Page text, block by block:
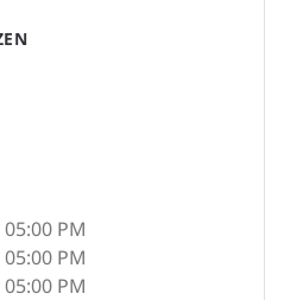
05:00 PM
05:00 PM
05:00 PM